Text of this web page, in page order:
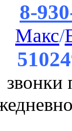
8-
Макс/
звонки